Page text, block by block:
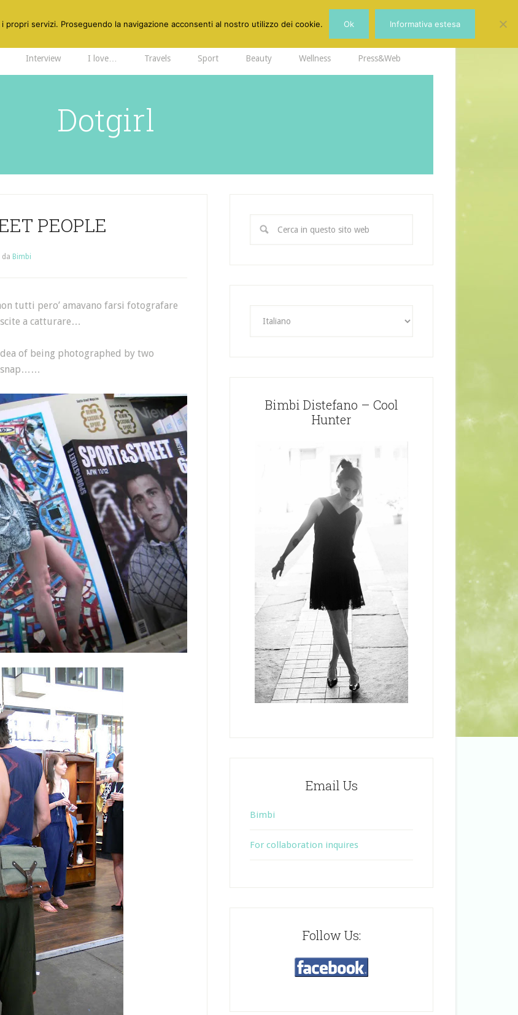
Interview I love… Travels Sport Beauty Wellness Press&Web
Dotgirl
PEOPLE
da Bimbi
tutti pero’ amavano farsi fotografare
a catturare…
of being photographed by two
snap……
Bimbi Distefano – Cool
Hunter
Email Us
Bimbi
For collaboration inquires
Follow Us:
propri servizi. Proseguendo la navigazione acconsenti al nostro utilizzo dei cookie. Ok Informativa estesa